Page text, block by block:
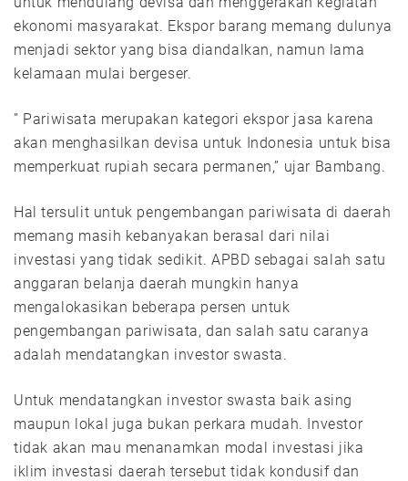
ekonomi masyarakat. Ekspor barang memang dulunya
menjadi sektor yang bisa diandalkan, namun lama
kelamaan mulai bergeser.
” Pariwisata merupakan kategori ekspor jasa karena
akan menghasilkan devisa untuk Indonesia untuk bisa
memperkuat rupiah secara permanen,” ujar Bambang.
Hal tersulit untuk pengembangan pariwisata di daerah
memang masih kebanyakan berasal dari nilai
investasi yang tidak sedikit. APBD sebagai salah satu
anggaran belanja daerah mungkin hanya
mengalokasikan beberapa persen untuk
pengembangan pariwisata, dan salah satu caranya
adalah mendatangkan investor swasta.
Untuk mendatangkan investor swasta baik asing
maupun lokal juga bukan perkara mudah. Investor
tidak akan mau menanamkan modal investasi jika
iklim investasi daerah tersebut tidak kondusif dan